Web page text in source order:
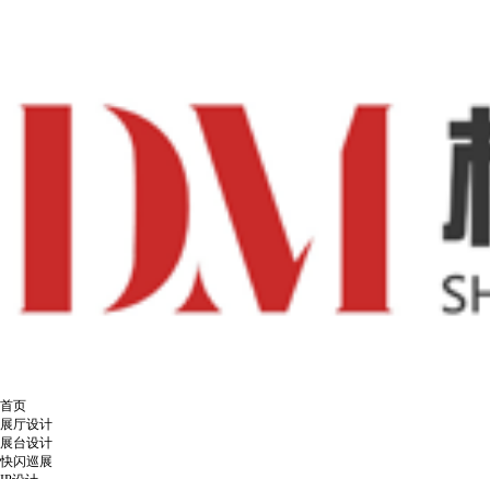
首页
展厅设计
展台设计
快闪巡展